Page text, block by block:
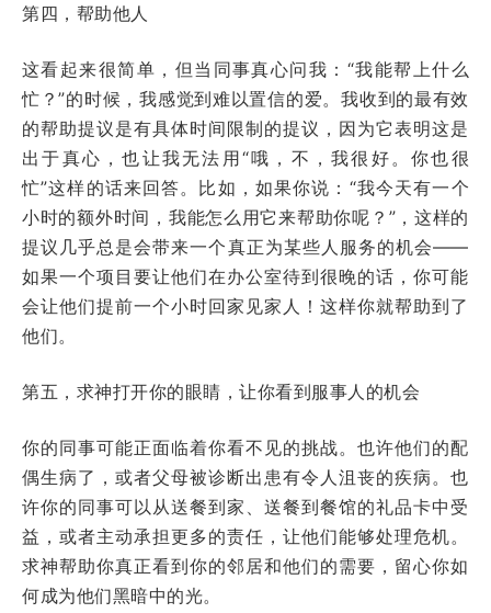
第四，帮助他人
这看起来很简单，但当同事真心问我：“我能帮上什么
忙？”的时候，我感觉到难以置信的爱。我收到的最有效
的帮助提议是有具体时间限制的提议，因为它表明这是
出于真心，也让我无法用“哦，不，我很好。你也很
忙”这样的话来回答。比如，如果你说：“我今天有一个
小时的额外时间，我能怎么用它来帮助你呢？”，这样的
提议几乎总是会带来一个真正为某些人服务的机会——
如果一个项目要让他们在办公室待到很晚的话，你可能
会让他们提前一个小时回家见家人！这样你就帮助到了
他们。
第五，求神打开你的眼睛，让你看到服事人的机会
你的同事可能正面临着你看不见的挑战。也许他们的配
偶生病了，或者父母被诊断出患有令人沮丧的疾病。也
许你的同事可以从送餐到家、送餐到餐馆的礼品卡中受
益，或者主动承担更多的责任，让他们能够处理危机。
求神帮助你真正看到你的邻居和他们的需要，留心你如
何成为他们黑暗中的光。